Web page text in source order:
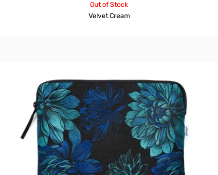
Out of Stock
Velvet Cream